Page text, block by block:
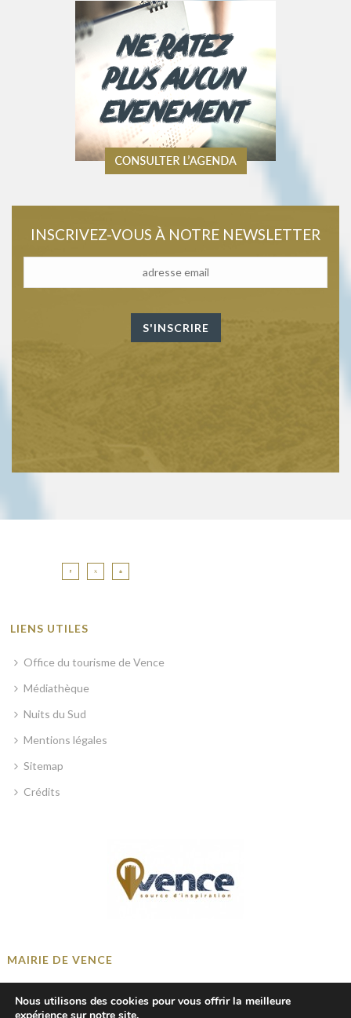
INSCRIVEZ-VOUS À NOTRE NEWSLETTER
LIENS UTILES
Office du tourisme de Vence
Médiathèque
Nuits du Sud
Mentions légales
Sitemap
Crédits
MAIRIE DE VENCE
+33 4 93 58 41 00
Nous utilisons des cookies pour vous offrir la meilleure